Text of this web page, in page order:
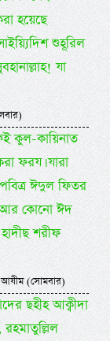
হয়েছে
শুহূরিল
যা
কুল-কায়িনাত
ফরয। যারা
ঈদুল ফিতর
আর কোনো ঈদ
শরীফ
(সোমবার)
ছহীহ আক্বীদা